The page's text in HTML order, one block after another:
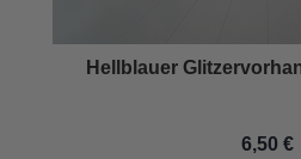
Hellblauer
6,50 €